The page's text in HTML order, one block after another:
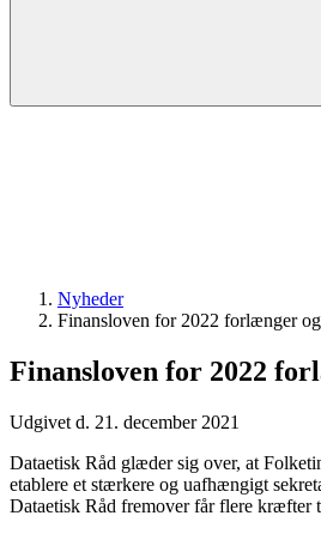
Nyheder
Finansloven for 2022 forlænger
Finansloven for 2022
Udgivet d. 21. december 2021
Dataetisk Råd glæder sig over, at
etablere et stærkere og uafhængigt
Dataetisk Råd fremover får flere kræfter